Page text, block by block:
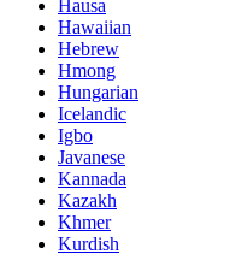
Hausa
Hawaiian
Hebrew
Hmong
Hungarian
Icelandic
Igbo
Javanese
Kannada
Kazakh
Khmer
Kurdish